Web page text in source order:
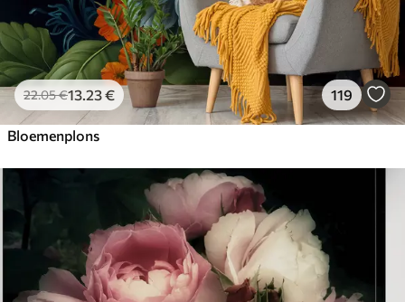
22.05€13 .23€ 119
Bloemenplons